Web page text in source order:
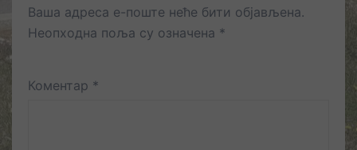
Ваша адреса е-поште неће бити објављена.
Неопходна поља су означена *
Коментар *